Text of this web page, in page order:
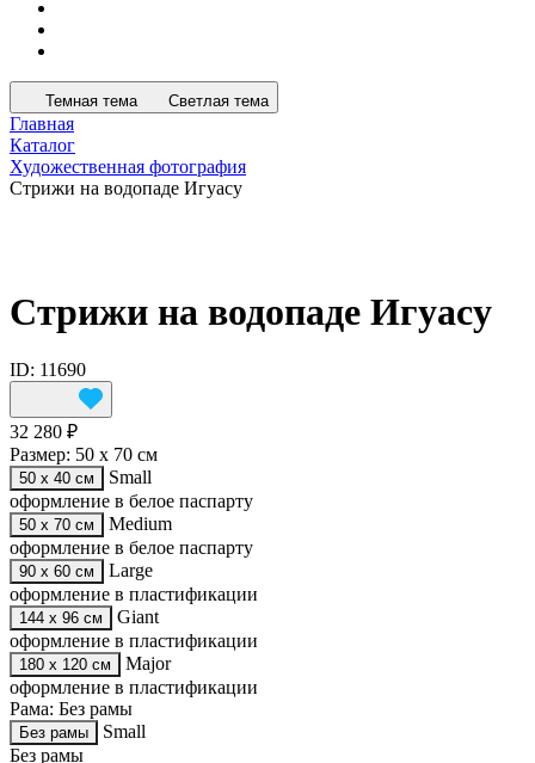
Темная тема Светлая тема
Главная
Каталог
Художественная фотография
Стрижи на водопаде Игуасу
Стрижи на водопаде Игуасу
ID: 11690
32 280 ₽
Размер: 50 х 70 см
50 х 40 см
Small
оформление в белое паспарту
50 х 70 см
Medium
оформление в белое паспарту
90 х 60 см
Large
оформление в пластификации
144 х 96 см
Giant
оформление в пластификации
180 х 120 см
Major
оформление в пластификации
Рама: Без рамы
Без рамы
Small
Без рамы